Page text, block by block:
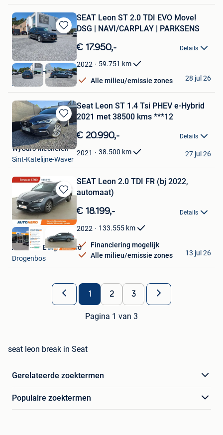
Bewaren
in
Mijn
Favorieten
SEAT Leon ST 2.0 TDI EVO Move!
DSG | NAVI/CARPLAY | PARKSENS
€ 17.950,- Details
2022 59.751 km
Alle milieu/emissie zones
Auto's Martin
Heusden
28 jul 26
Bewaren
in
Mijn
Favorieten
Seat Leon ST 1.4 Tsi PHEV e-Hybrid
2021 met 38500 kms ***12
€ 20.990,- Details
2021 38.500 km
WyCars Mechelen
Sint-Katelijne-Waver
27 jul 26
Bewaren
in
Favorieten
SEAT Leon 2.0 TDI FR (bj 2022,
automaat)
€ 18.199,- Details
2022 133.555 km
Financiering mogelijk
Alle milieu/emissie zones
Autohero Belgium Pro
Drogenbos
13 jul 26
1 2 3
Pagina 1 van 3
seat leon break in Seat
Gerelateerde zoektermen
Populaire zoektermen